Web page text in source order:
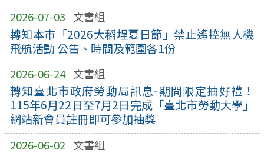
2026-07-03 文書組
轉知本市「2026大稻埕夏日節」禁止遙控無人機
飛航活動 公告、時間及範圍各1份
2026-06-24 文書組
轉知臺北市政府勞動局訊息-期間限定抽好禮！
115年6月22日至7月2日完成「臺北市勞動大學」
網站新會員註冊即可參加抽獎
2026-06-02 文書組